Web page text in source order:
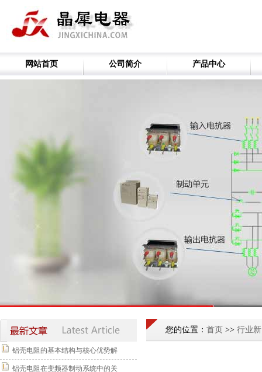
网站首页 公司简介 产品中心
铝壳电阻的基本结构与核心优势解
铝壳电阻在变频器制动系统中的关
您的位置： 首页 >> 行业